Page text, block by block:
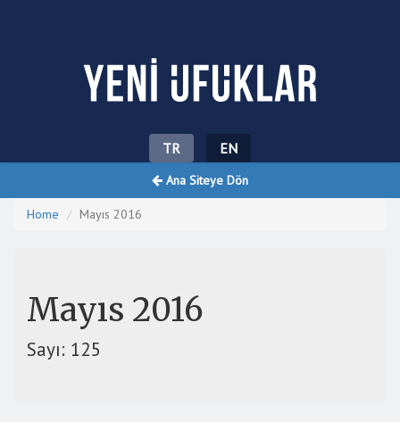
TR EN
Ana Siteye Dön
Home Mayıs 2016
Mayıs 2016
Sayı: 125